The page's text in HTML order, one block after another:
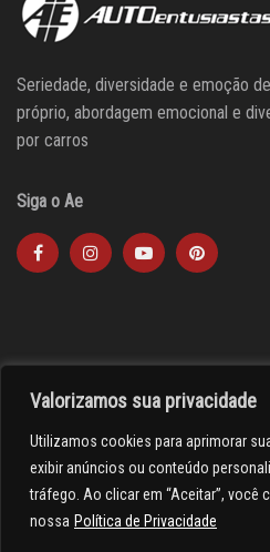
Valorizamos sua privacidade
Utilizamos cookies para aprimorar
exibir anúncios ou conteúdo
tráfego. Ao clicar em “Aceitar”, você
nossa Política de Privacidade
Seriedade, diversidade e emoção
próprio, abordagem emocional e
por carros
Siga o Ae
><(((º> 17